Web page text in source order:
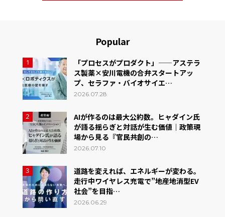
Popular
1
「プロセスがプロダクト」——アステラ
ス製薬×安川電機の合弁スタートアッ
プ、セラファ・バイオサイエ…
2026.07.28
2
AIが作るのは最大公約数。ヒャダイン氏
が語る揺らぎと対話が生む価値｜政策現
場から見る『官民共創の…
2026.07.10
3
道路を変えれば、エネルギーが変わる。
走行中ワイヤレス充電で”地産地消型EV
社会”を目指…
2026.06.29